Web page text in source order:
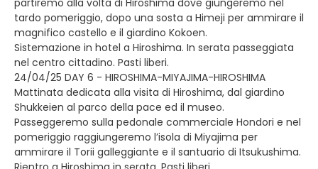
tardo pomeriggio, dopo una sosta a Himeji per ammirare il
magnifico castello e il giardino Kokoen.
Sistemazione in hotel a Hiroshima. In serata passeggiata
nel centro cittadino. Pasti liberi.
24/04/25 DAY 6 - HIROSHIMA-MIYAJIMA-HIROSHIMA
Mattinata dedicata alla visita di Hiroshima, dal giardino
Shukkeien al parco della pace ed il museo.
Passeggeremo sulla pedonale commerciale Hondori e nel
pomeriggio raggiungeremo l’isola di Miyajima per
ammirare il Torii galleggiante e il santuario di Itsukushima.